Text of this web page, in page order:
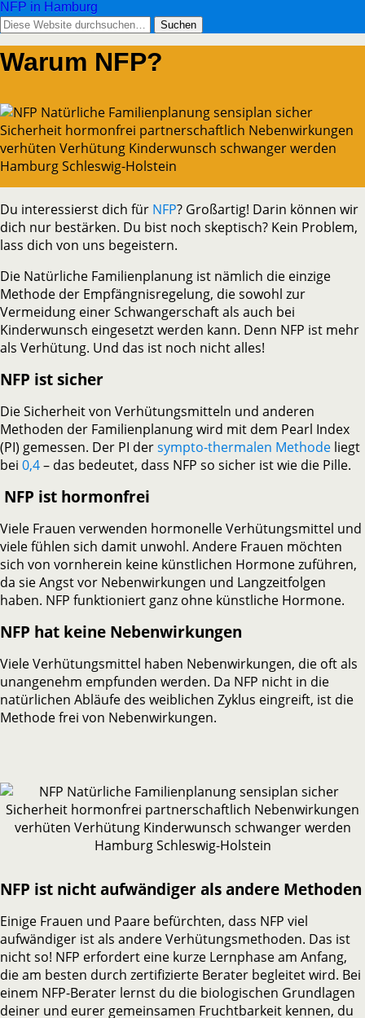
NFP in Hamburg
Warum NFP?
Du interessierst dich für NFP? Großartig! Darin können wir
dich nur bestärken. Du bist noch skeptisch? Kein Problem,
lass dich von uns begeistern.
Die Natürliche Familienplanung ist nämlich die einzige
Methode der Empfängnisregelung, die sowohl zur
Vermeidung einer Schwangerschaft als auch bei
Kinderwunsch eingesetzt werden kann. Denn NFP ist mehr
als Verhütung. Und das ist noch nicht alles!
NFP ist sicher
Die Sicherheit von Verhütungsmitteln und anderen
Methoden der Familienplanung wird mit dem Pearl Index
(PI) gemessen. Der PI dersympto-thermalen Methode liegt
bei 0,4– das bedeutet, dass NFP so sicher ist wie die Pille.
NFP ist hormonfrei
Viele Frauen verwenden hormonelle Verhütungsmittel und
viele fühlen sich damit unwohl. Andere Frauen möchten
sich von vornherein keine künstlichen Hormone zuführen,
da sie Angst vor Nebenwirkungen und Langzeitfolgen
haben. NFP funktioniert ganz ohne künstliche Hormone.
NFP hat keine Nebenwirkungen
Viele Verhütungsmittel haben Nebenwirkungen, die oft als
unangenehm empfunden werden. Da NFP nicht in die
natürlichen Abläufe des weiblichen Zyklus eingreift, ist die
Methode frei von Nebenwirkungen.
NFP ist nicht aufwändiger als andere Methoden
Einige Frauen und Paare befürchten, dass NFP viel
aufwändiger ist als andere Verhütungsmethoden. Das ist
nicht so! NFP erfordert eine kurze Lernphase am Anfang,
die am besten durch zertifizierte Berater begleitet wird. Bei
einem NFP-Berater lernst du die biologischen Grundlagen
deiner und eurer gemeinsamen Fruchtbarkeit kennen, du